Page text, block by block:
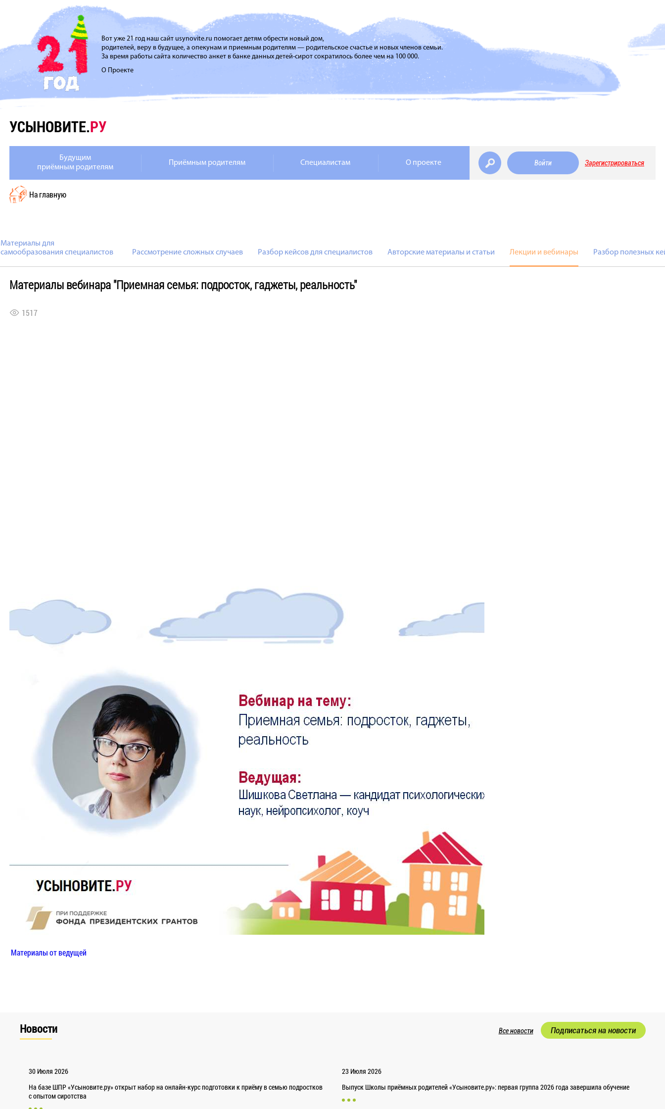
Вот уже 21 год наш сайт usynovite.ru помогает детям обрести новый дом,
родителей, веру в будущее, а опекунам и приемным родителям — родительское счастье и новых членов семьи.
За время работы сайта количество анкет в банке данных детей-сирот сократилось более чем на 100 000.
О Проекте
УСЫНОВИТЕ.РУ
Будущим
приёмным родителям
Приёмным родителям Специалистам О проекте Войти Зарегистрироваться
На главную
Материалы для
самообразования специалистов
Рассмотрение сложных случаев Разбор кейсов для специалистов Авторские материалы и статьи Лекции и вебинары Разбор полезных
Материалы вебинара "Приемная семья: подросток, гаджеты, реальность"
1517
Материалы от ведущей
Новости Все новости Подписаться на новости
30 Июля 2026
На базе ШПР «Усыновите.ру» открыт набор на онлайн-курс подготовки к приёму в семью подростков
с опытом сиротства
23 Июля 2026
Выпуск Школы приёмных родителей «Усыновите.ру»: первая группа 2026 года завершила обучение